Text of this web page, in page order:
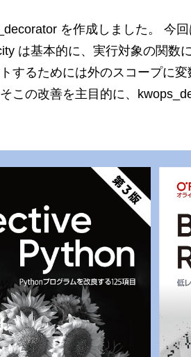
を作成しました。 今
は基本的に、実行対象の関数
するためには外のスコープに
この改善を主目的に、